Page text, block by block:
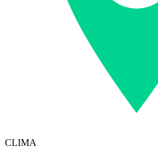
CLIMA